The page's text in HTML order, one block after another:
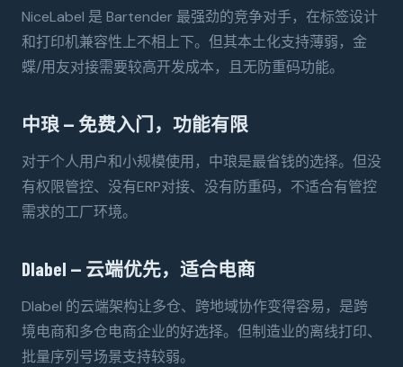
NiceLabel 是 Bartender 最强劲的竞争对手，在标签设计
和打印机兼容性上不相上下。但其本土化支持薄弱，金
蝶/用友对接需要较高开发成本，且无防重码功能。
中琅 — 免费入门，功能有限
对于个人用户和小规模使用，中琅是最省钱的选择。但没
有权限管控、没有ERP对接、没有防重码，不适合有管控
需求的工厂环境。
Dlabel — 云端优先，适合电商
Dlabel 的云端架构让多仓、跨地域协作变得容易，是跨
境电商和多仓电商企业的好选择。但制造业的离线打印、
批量序列号场景支持较弱。